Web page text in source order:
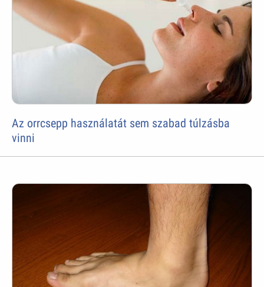
Az orrcsepp használatát sem szabad túlzásba
vinni